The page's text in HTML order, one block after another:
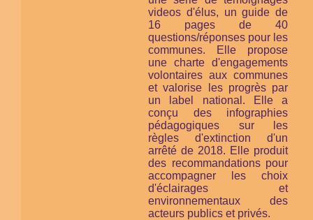
videos d'élus, un guide de
16 pages de 40
questions/réponses pour les
communes. Elle propose
une charte d'engagements
volontaires aux communes
et valorise les progrès par
un label national. Elle a
conçu des infographies
pédagogiques sur les
règles d'extinction d'un
arrêté de 2018. Elle produit
des recommandations pour
accompagner les choix
d'éclairages et
environnementaux des
acteurs publics et privés.